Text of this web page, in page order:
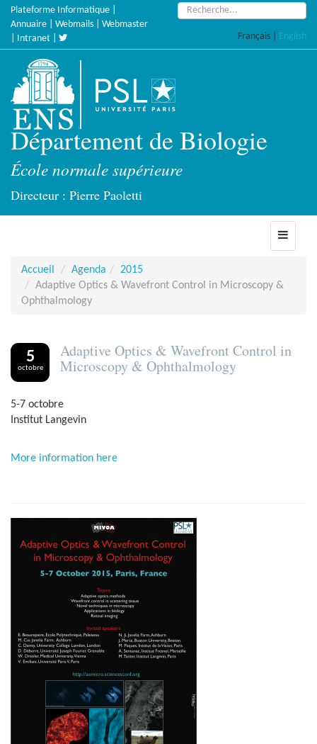
Accèder
directement
Plateforme Informatique
Annuaire
Webmails
Webmaster
Intranet
Rechercher :
Français English
Département de Biologie
École normale supérieure
Directeur : Pierre Paoletti
Toggle
Accueil
Agenda
2015
Adaptive Optics & Wavefront Control in Microscopy &
Ophthalmology
5
octobre
Adaptive Optics & Wavefront Control in
Microscopy & Ophthalmology
5-7 octobre
Institut Langevin
More information here